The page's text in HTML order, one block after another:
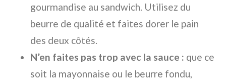
gourmandise au sandwich. Utilisez du
beurre de qualité et faites dorer le pain
des deux côtés.
N’en faites pas trop avec la sauce : que ce
soit la mayonnaise ou le beurre fondu,